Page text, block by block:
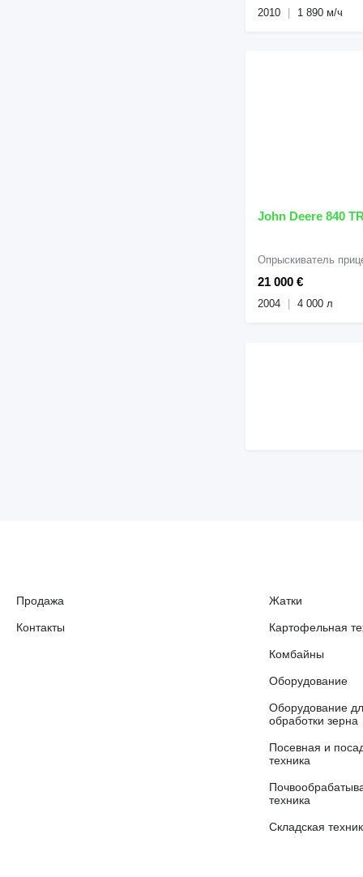
2010 1 890 м/ч
John Deere 840
21 000 €
Опрыскиватель
2004 4 000 л
Продажа
Контакты
Жатки
Картофельная
Комбайны
Оборудование
Оборудование
обработки зерна
Посевная и
техника
техника
Складская